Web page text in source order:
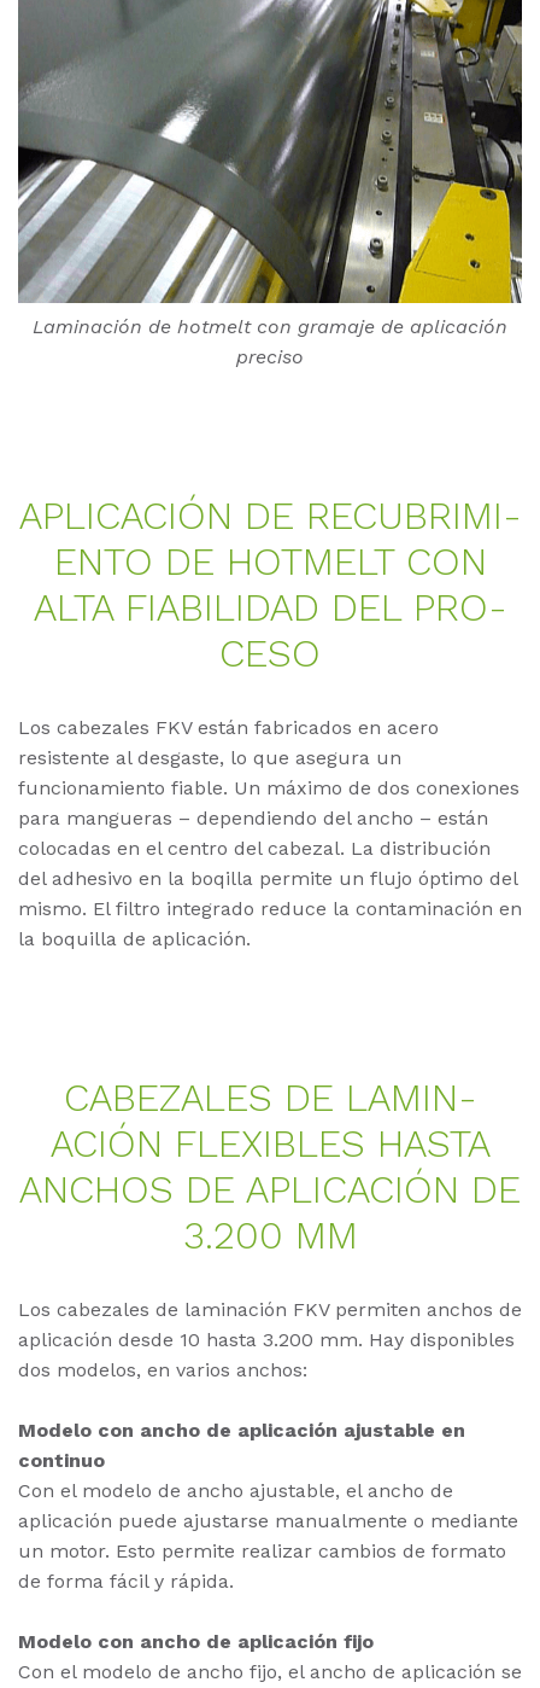
Laminación de hotmelt con gramaje de aplicación
preciso
AP­LI­CA­CIÓN DE RE­CU­BRI­MI­
EN­TO DE HOT­MELT CON
ALTA FIA­BI­LI­DAD DEL PRO­
CE­SO
Los cabezales FKV están fabricados en acero
resistente al desgaste, lo que asegura un
funcionamiento fiable. Un máximo de dos conexiones
para mangueras – dependiendo del ancho – están
colocadas en el centro del cabezal. La distribución
del adhesivo en la boqilla permite un flujo óptimo del
mismo. El filtro integrado reduce la contaminación en
la boquilla de aplicación.
CA­BE­ZA­LES DE LA­MI­N­
ACIÓN FLE­XI­BLES HAS­TA
AN­CHOS DE AP­LI­CA­CIÓN DE
3.200 MM
Los cabezales de laminación FKV permiten anchos de
aplicación desde 10 hasta 3.200 mm. Hay disponibles
dos modelos, en varios anchos:
Modelo con ancho de aplicación ajustable en
continuo
Con el modelo de ancho ajustable, el ancho de
aplicación puede ajustarse manualmente o mediante
un motor. Esto permite realizar cambios de formato
de forma fácil y rápida.
Modelo con ancho de aplicación fijo
Con el modelo de ancho fijo, el ancho de aplicación se